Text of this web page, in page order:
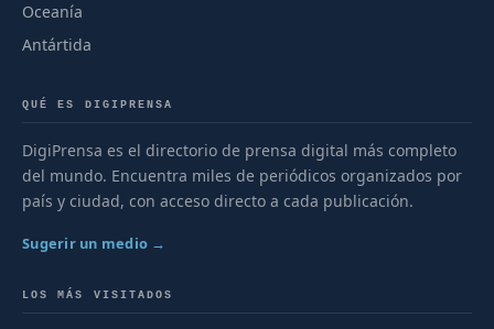
Oceanía
Antártida
QUÉ ES DIGIPRENSA
DigiPrensa es el directorio de prensa digital más completo
del mundo. Encuentra miles de periódicos organizados por
país y ciudad, con acceso directo a cada publicación.
Sugerir un medio →
LOS MÁS VISITADOS